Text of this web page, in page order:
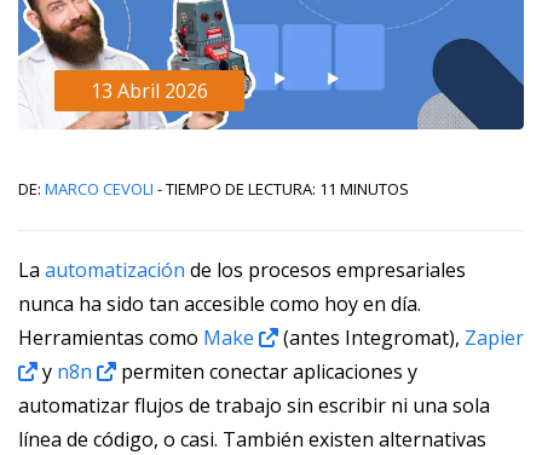
13 Abril 2026
De:Marco Cevoli- Tiempo de lectura: 11 minutos
La automatización de los procesos empresariales
nunca ha sido tan accesible como hoy en día.
Herramientas como Make (antes Integromat), Zapier
y n8n
permiten conectar aplicaciones y
automatizar flujos de trabajo sin escribir ni una sola
línea de código, o casi. También existen alternativas